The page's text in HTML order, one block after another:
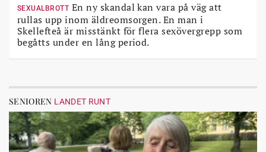
SEXUALBROTT En ny skandal kan vara på väg att
rullas upp inom äldreomsorgen. En man i
Skellefteå är misstänkt för flera sexövergrepp som
begåtts under en lång period.
SENIOREN LANDET RUNT